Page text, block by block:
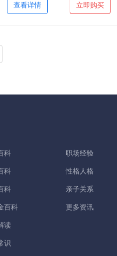
＋加入对比
查看详情 立即购买
科
科
科
百科
读
识
职场经验
性格人格
亲子关系
更多资讯